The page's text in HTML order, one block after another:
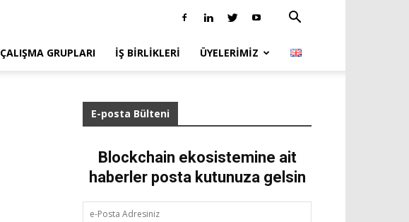
ÇALIŞMA GRUPLARI İŞ BIRLIKLERI ÜYELERIMIZ
E-posta Bülteni
Blockchain ekosistemine ait
haberler posta kutunuza gelsin